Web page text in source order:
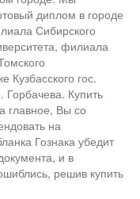
диплом в городе
Сибирского
филиала
Кузбасского гос.
Горбачева. Купить
главное, Вы со
на
Гознака убедит
и в
решив купить